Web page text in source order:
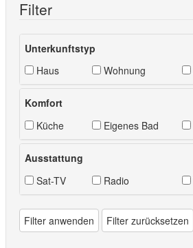
Filter
Unterkunftstyp
Haus
Wohnung
Komfort
Küche
Eigenes Bad
Ausstattung
Sat-TV
Radio
Filter anwenden Filter zurücksetzen